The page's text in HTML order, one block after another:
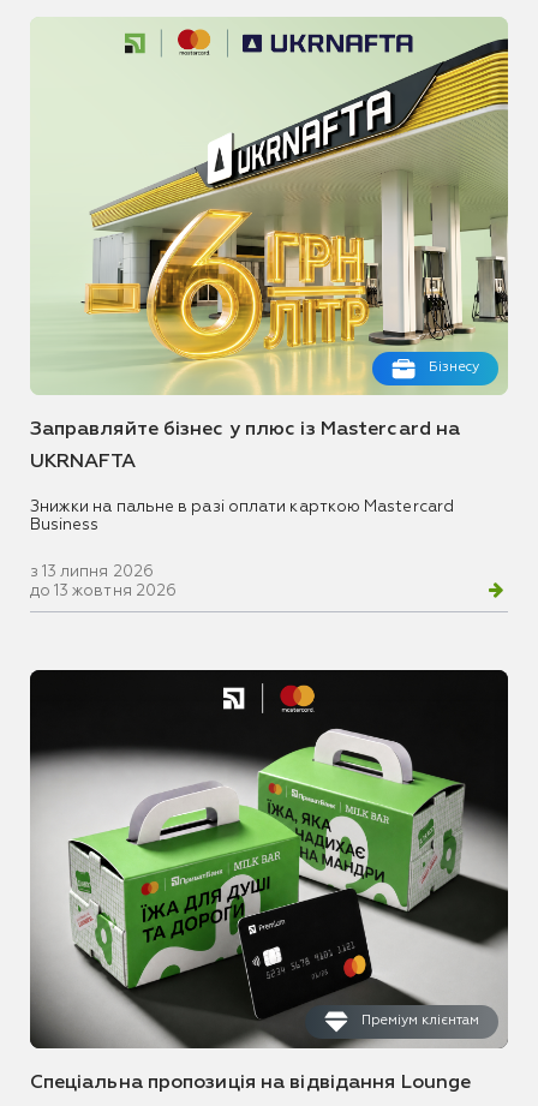
Бізнесу
Заправляйте бізнес у плюс із Mastercard на
UKRNAFTA
Знижки на пальне в разі оплати карткою Mastercard
Business
з 13 липня 2026
до 13 жовтня 2026
Преміум клієнтам
Спеціальна пропозиція на відвідання Lounge